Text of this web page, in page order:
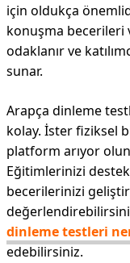
için oldukça
konuşma becerileri
odaklanır ve
sunar.
Arapça dinleme
kolay. İster fiziksel
platform arıyor
Eğitimlerinizi
becerilerinizi
dinleme testleri
edebilirsiniz.